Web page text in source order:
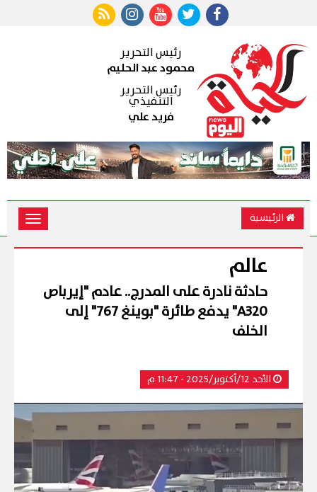
رئيس التحرير
محمود عبد الحليم
رئيس التحرير
التنفيذي
فريد علي
الرئيسية
Toggle
عالم
حادثة نادرة على المدرج.. عادم "إيرباص
A320" يدفع طائرة "بوينغ 767" إلى
الخلف
الأحد 12/أكتوبر/2025 - 11:47 م